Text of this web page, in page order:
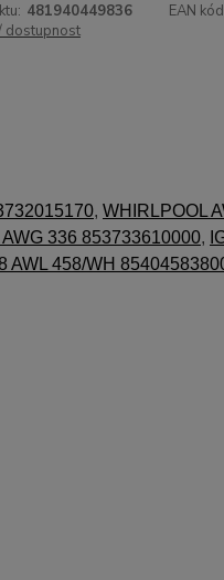
481940449836 EAN
dostupnost
, WHIRLPOOL
336 853733610000,
AWL 458/WH